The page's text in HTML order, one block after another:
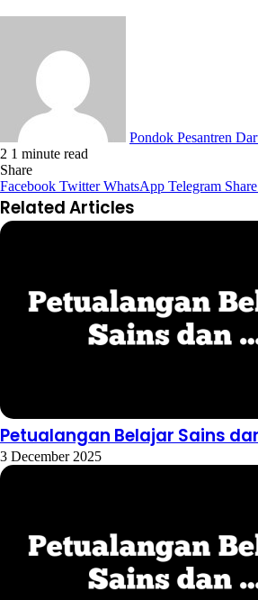
Pondok Pesantren
2 1 minute read
Share
Facebook Twitter WhatsApp Telegram
Related Articles
Petualangan Belajar Sains
3 December 2025